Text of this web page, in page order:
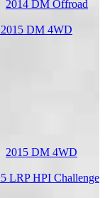
2014 DM Offroad
2015 DM 4WD